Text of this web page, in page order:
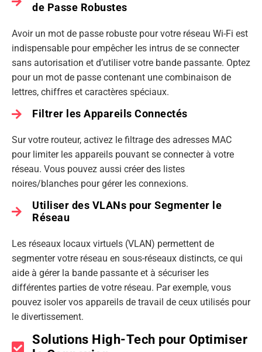
de Passe Robustes
Avoir un mot de passe robuste pour votre réseau Wi-Fi est
indispensable pour empêcher les intrus de se connecter
sans autorisation et d’utiliser votre bande passante. Optez
pour un mot de passe contenant une combinaison de
lettres, chiffres et caractères spéciaux.
Filtrer les Appareils Connectés
Sur votre routeur, activez le filtrage des adresses MAC
pour limiter les appareils pouvant se connecter à votre
réseau. Vous pouvez aussi créer des listes
noires/blanches pour gérer les connexions.
Utiliser des VLANs pour Segmenter le
Réseau
Les réseaux locaux virtuels (VLAN) permettent de
segmenter votre réseau en sous-réseaux distincts, ce qui
aide à gérer la bande passante et à sécuriser les
différentes parties de votre réseau. Par exemple, vous
pouvez isoler vos appareils de travail de ceux utilisés pour
le divertissement.
Solutions High-Tech pour Optimiser